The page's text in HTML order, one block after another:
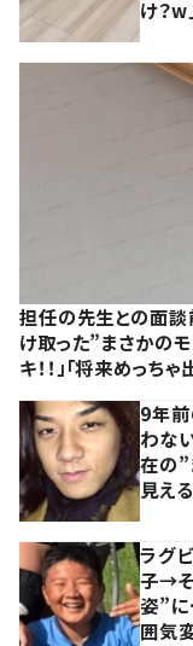
け？w
担任の先生との面
け取った”まさかのモ
キ！！」「将来めっちゃ
9年前
わな
在の”
見える
ラグ
子→そ
姿”に
囲気